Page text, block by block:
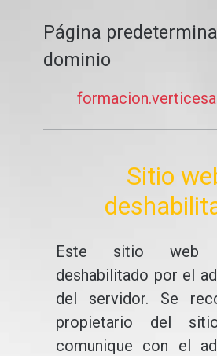
Página
dominio
Sitio
Este sitio web
deshabilitado por el
del servidor. Se
propietario del
comunique con el